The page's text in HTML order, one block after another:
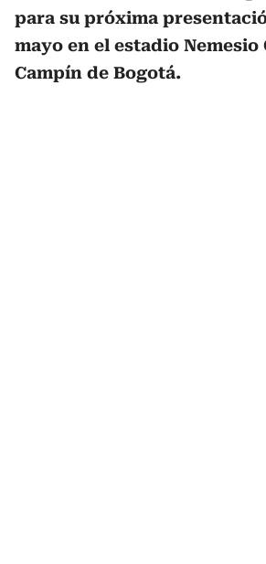
para su próxima
mayo en el estadio Nemesio
Campín de Bogotá.